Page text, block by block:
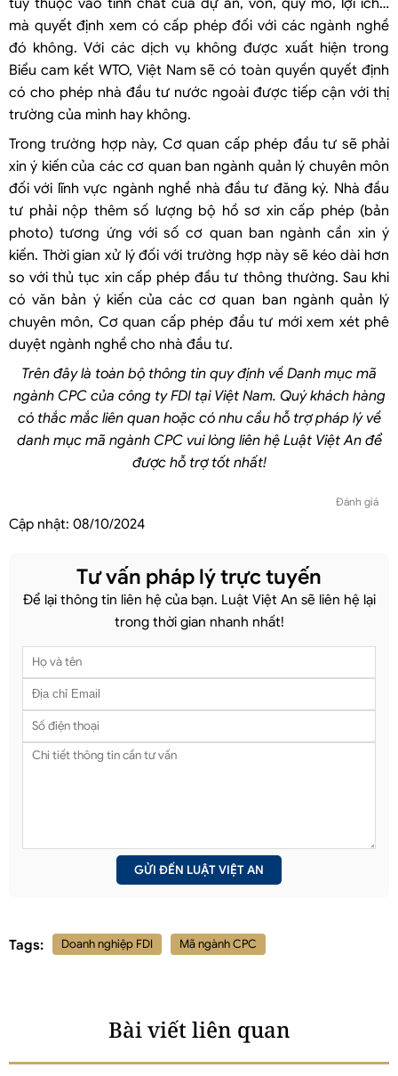
mà quyết định xem có cấp phép đối với các ngành nghề
đó không. Với các dịch vụ không được xuất hiện trong
Biểu cam kết WTO, Việt Nam sẽ có toàn quyền quyết định
có cho phép nhà đầu tư nước ngoài được tiếp cận với thị
trường của mình hay không.
Trong trường hợp này, Cơ quan cấp phép đầu tư sẽ phải
xin ý kiến của các cơ quan ban ngành quản lý chuyên môn
đối với lĩnh vực ngành nghề nhà đầu tư đăng ký. Nhà đầu
tư phải nộp thêm số lượng bộ hồ sơ xin cấp phép (bản
photo) tương ứng với số cơ quan ban ngành cần xin ý
kiến. Thời gian xử lý đối với trường hợp này sẽ kéo dài hơn
so với thủ tục xin cấp phép đầu tư thông thường. Sau khi
có văn bản ý kiến của các cơ quan ban ngành quản lý
chuyên môn, Cơ quan cấp phép đầu tư mới xem xét phê
duyệt ngành nghề cho nhà đầu tư.
Trên đây là toàn bộ thông tin quy định về Danh mục mã
ngành CPC của công ty FDI tại Việt Nam. Quý khách hàng
có thắc mắc liên quan hoặc có nhu cầu hỗ trợ pháp lý về
danh mục mã ngành CPC vui lòng liên hệ Luật Việt An để
được hỗ trợ tốt nhất!
Đánh giá
Cập nhật: 08/10/2024
Tư vấn pháp lý trực tuyến
Để lại thông tin liên hệ của bạn. Luật Việt An sẽ liên hệ lại
trong thời gian nhanh nhất!
Tags: Doanh nghiệp FDI Mã ngành CPC
Bài viết liên quan